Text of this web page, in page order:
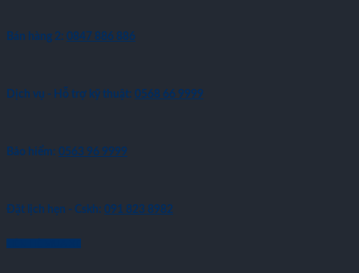
Bán hàng 2: 0847 886 886
Dịch vụ - Hỗ trợ kỹ thuật: 0568 66 9999
Bảo hiểm: 0563 96 9999
Đặt lịch hẹn - Cskh: 091 823 8982